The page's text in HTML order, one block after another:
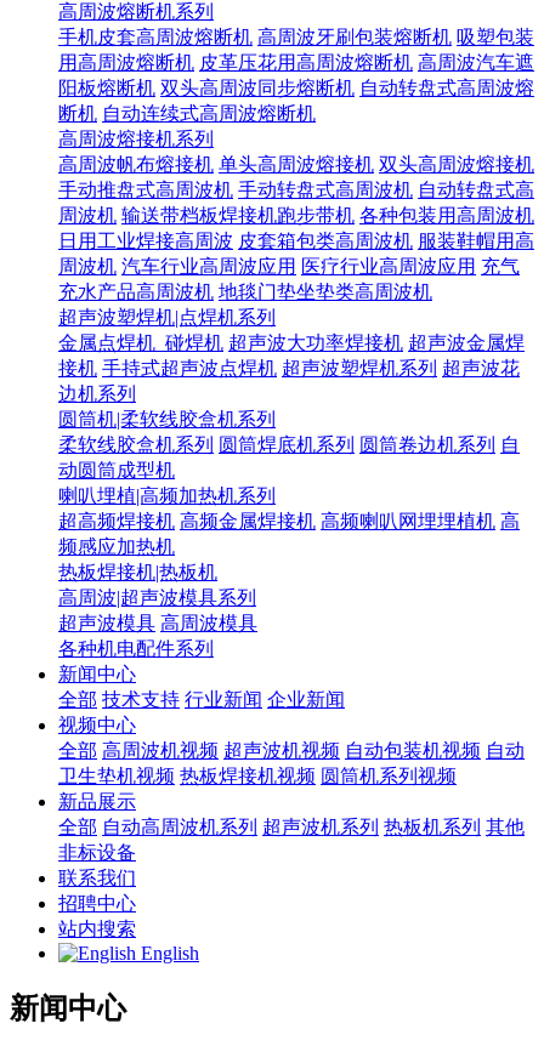
高周波熔断机系列
手机皮套高周波熔断机 高周波牙刷包装熔断机 吸塑包装
用高周波熔断机 皮革压花用高周波熔断机 高周波汽车遮
阳板熔断机 双头高周波同步熔断机 自动转盘式高周波熔
断机 自动连续式高周波熔断机
高周波熔接机系列
高周波帆布熔接机 单头高周波熔接机 双头高周波熔接机
手动推盘式高周波机 手动转盘式高周波机 自动转盘式高
周波机 输送带档板焊接机跑步带机 各种包装用高周波机
日用工业焊接高周波 皮套箱包类高周波机 服装鞋帽用高
周波机 汽车行业高周波应用 医疗行业高周波应用 充气
充水产品高周波机 地毯门垫坐垫类高周波机
超声波塑焊机|点焊机系列
金属点焊机_碰焊机 超声波大功率焊接机 超声波金属焊
接机 手持式超声波点焊机 超声波塑焊机系列 超声波花
边机系列
圆筒机|柔软线胶盒机系列
柔软线胶盒机系列 圆筒焊底机系列 圆筒卷边机系列 自
动圆筒成型机
喇叭埋植|高频加热机系列
超高频焊接机 高频金属焊接机 高频喇叭网埋埋植机 高
频感应加热机
热板焊接机|热板机
高周波|超声波模具系列
超声波模具 高周波模具
各种机电配件系列
新闻中心
全部 技术支持 行业新闻 企业新闻
视频中心
全部 高周波机视频 超声波机视频 自动包装机视频 自动
卫生垫机视频 热板焊接机视频 圆筒机系列视频
新品展示
全部 自动高周波机系列 超声波机系列 热板机系列 其他
非标设备
联系我们
招聘中心
站内搜索
English
新闻中心